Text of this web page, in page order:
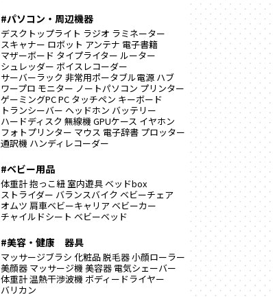
#パソコン・周辺機器
デスクトップライト ラジオ ラミネーター
スキャナー ロボット アンテナ 電子書籍
マザーボード タイプライター ルーター
シュレッダー ボイスレコーダー
サーバーラック 非常用ポータブル電源 ハブ
ワープロ モニター ノートパソコン プリンター
ゲーミングPCPC タッチペン キーボード
トランシーバー ヘッドホン バッテリー
ハードディスク 無線機GPUケース イヤホン
フォトプリンター マウス 電子辞書 プロッター
通訳機 ハンディレコーダー
#ベビー用品
体重計抱っこ紐室内遊具 ベッドbox
ストライダー バランスバイク ベビーチェア
オムツ 肩車ベビーキャリア ベビーカー
チャイルドシート ベビーベッド
#美容・健康 器具
マッサージブラシ 化粧品脱毛器小顔ローラー
美顔器 マッサージ機美容器 電気シェーバー
体重計温熱干渉波機 ボディードライヤー
バリカン